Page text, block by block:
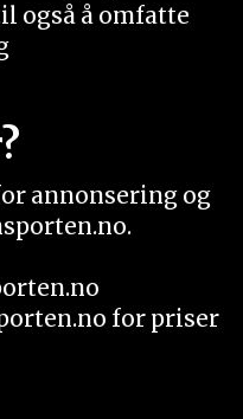
også å omfatte
annonsering og
for priser